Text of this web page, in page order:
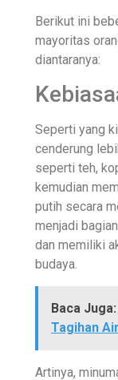
Berikut ini
mayoritas
diantaranya:
Seperti yang
cenderung
seperti teh,
kemudian
putih secara
menjadi
dan memiliki
budaya.
Baca Juga:
Tagihan Air
Artinya,